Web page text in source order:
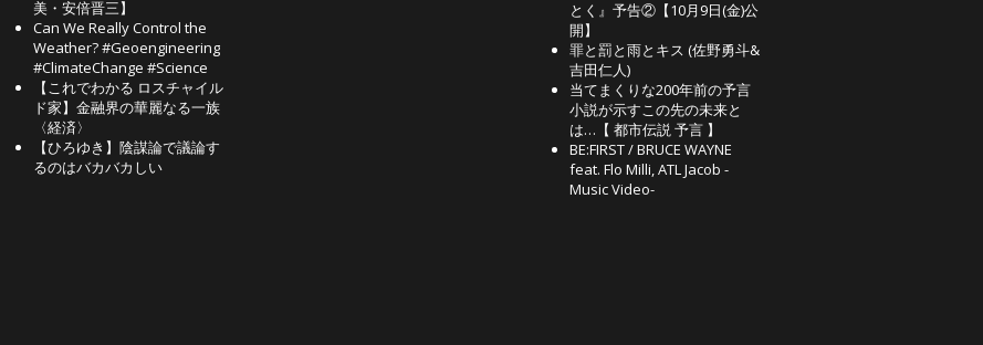
美・安倍晋三】
Can We Really Control the
Weather? #Geoengineering
#ClimateChange #Science
【これでわかる ロスチャイル
ド家】金融界の華麗なる一族
〈経済〉
【ひろゆき】陰謀論で議論す
るのはバカバカしい
とく』予告②【10月9日(金)公
開】
罪と罰と雨とキス (佐野勇斗&
吉田仁人)
当てまくりな200年前の予言
小説が示すこの先の未来と
は…【 都市伝説 予言 】
BE:FIRST / BRUCE WAYNE
feat. Flo Milli, ATL Jacob -
Music Video-